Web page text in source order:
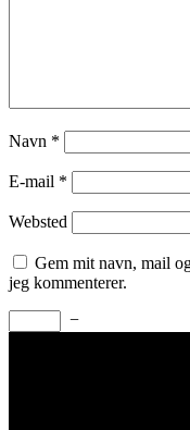
Navn *
E-mail *
Websted
Gem mit navn, mail
jeg kommenterer.
−